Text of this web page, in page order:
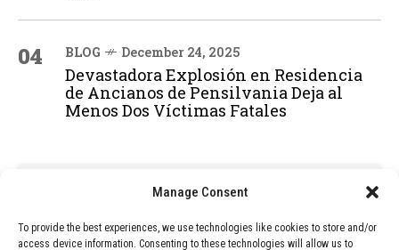
Manage Consent
To provide the best experiences, we use technologies like cookies to store and/or
access device information. Consenting to these technologies will allow us to
04 BLOG December 24, 2025
Devastadora Explosión en Residencia
de Ancianos de Pensilvania Deja al
Menos Dos Víctimas Fatales